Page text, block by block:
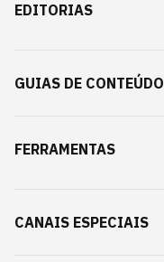
EDITORIAS
GUIAS DE CONTEÚDO
FERRAMENTAS
CANAIS ESPECIAIS